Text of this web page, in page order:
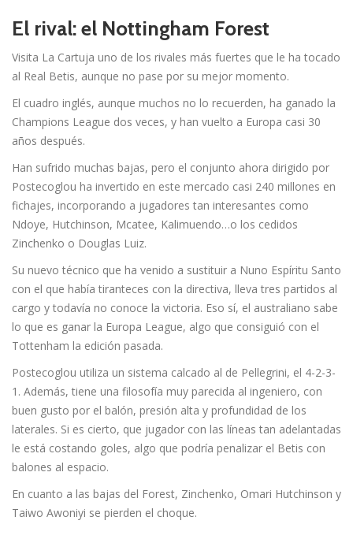
El rival: el Nottingham Forest
Visita La Cartuja uno de los rivales más fuertes que le ha tocado
al Real Betis, aunque no pase por su mejor momento.
El cuadro inglés, aunque muchos no lo recuerden, ha ganado la
Champions League dos veces, y han vuelto a Europa casi 30
años después.
Han sufrido muchas bajas, pero el conjunto ahora dirigido por
Postecoglou ha invertido en este mercado casi 240 millones en
fichajes, incorporando a jugadores tan interesantes como
Ndoye, Hutchinson, Mcatee, Kalimuendo…o los cedidos
Zinchenko o Douglas Luiz.
Su nuevo técnico que ha venido a sustituir a Nuno Espíritu Santo
con el que había tiranteces con la directiva, lleva tres partidos al
cargo y todavía no conoce la victoria. Eso sí, el australiano sabe
lo que es ganar la Europa League, algo que consiguió con el
Tottenham la edición pasada.
Postecoglou utiliza un sistema calcado al de Pellegrini, el 4-2-3-
1. Además, tiene una filosofía muy parecida al ingeniero, con
buen gusto por el balón, presión alta y profundidad de los
laterales. Si es cierto, que jugador con las líneas tan adelantadas
le está costando goles, algo que podría penalizar el Betis con
balones al espacio.
En cuanto a las bajas del Forest, Zinchenko, Omari Hutchinson y
Taiwo Awoniyi se pierden el choque.